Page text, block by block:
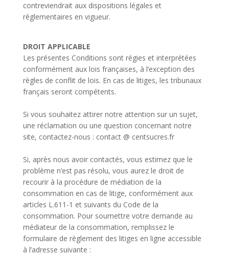
contreviendrait aux dispositions légales et
réglementaires en vigueur.
DROIT APPLICABLE
Les présentes Conditions sont régies et interprétées
conformément aux lois françaises, à l’exception des
règles de conflit de lois. En cas de litiges, les tribunaux
français seront compétents.
Si vous souhaitez attirer notre attention sur un sujet,
une réclamation ou une question concernant notre
site, contactez-nous : contact @ centsucres.fr
Si, après nous avoir contactés, vous estimez que le
problème n’est pas résolu, vous aurez le droit de
recourir à la procédure de médiation de la
consommation en cas de litige, conformément aux
articles L.611-1 et suivants du Code de la
consommation. Pour soumettre votre demande au
médiateur de la consommation, remplissez le
formulaire de règlement des litiges en ligne accessible
à l’adresse suivante :